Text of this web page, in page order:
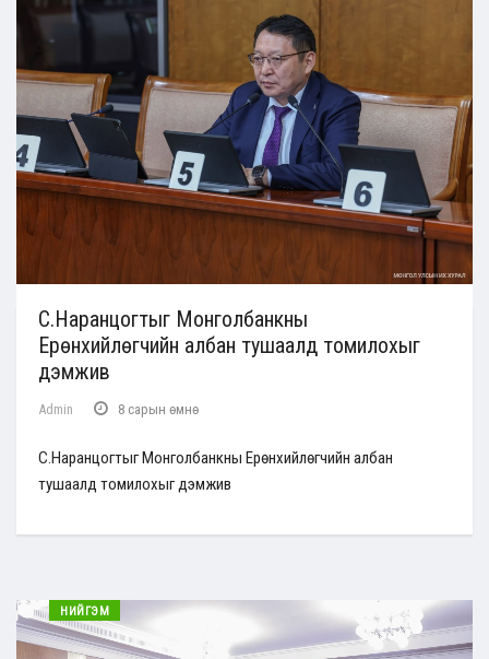
С.Наранцогтыг Монголбанкны
Ерөнхийлөгчийн албан тушаалд томилохыг
дэмжив
Admin 8 сарын өмнө
С.Наранцогтыг Монголбанкны Ерөнхийлөгчийн албан
тушаалд томилохыг дэмжив
НИЙГЭМ